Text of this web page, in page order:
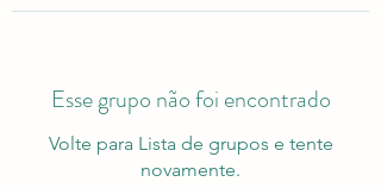
Esse grupo não foi encontrado
Volte para Lista de grupos e tente
novamente.